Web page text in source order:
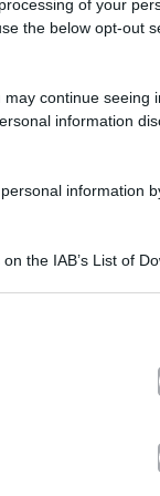
of your
the below opt-out
continue seeing
information
information
the IAB’s List of
You may
for below
del
più forza”
di
momento in
che ero
alcun